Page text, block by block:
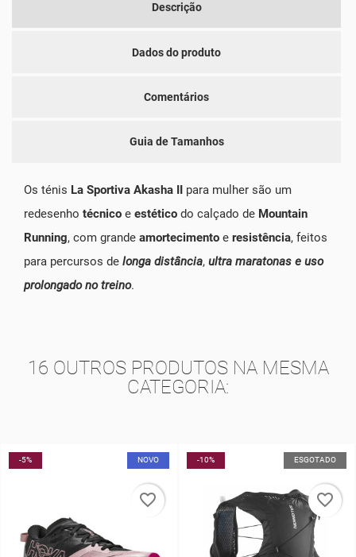
Descrição
Dados do produto
Comentários
Guia de Tamanhos
Os ténis La Sportiva Akasha II para mulher são um
redesenho técnico e estético do calçado de Mountain
Running, com grande amortecimento e resistência, feitos
para percursos de longa distância, ultra maratonas e uso
prolongado no treino.
16 OUTROS PRODUTOS NA MESMA
CATEGORIA:
NOVO ESGOTADO